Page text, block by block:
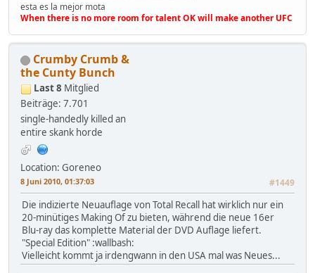
esta es la mejor mota
When there is no more room for talent OK will make another UFC
Crumby Crumb &
the Cunty Bunch
Last 8 Mitglied
Beiträge: 7.701
single-handedly killed an
entire skank horde
Location: Goreneo
8 Juni 2010, 01:37:03 #1449
Die indizierte Neuauflage von Total Recall hat wirklich nur ein
20-minütiges Making Of zu bieten, während die neue 16er
Blu-ray das komplette Material der DVD Auflage liefert.
"Special Edition" :wallbash:
Vielleicht kommt ja irdengwann in den USA mal was Neues...